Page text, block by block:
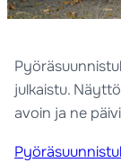
julkaistu.
avoin ja ne